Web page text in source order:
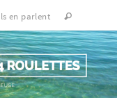
en parlent